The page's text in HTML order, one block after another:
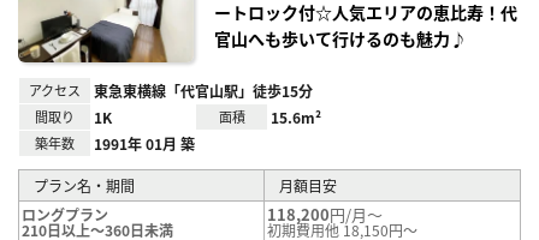
ートロック付☆人気エリアの恵比寿！代
官山へも歩いて行けるのも魅力♪
アクセス 東急東横線「代官山駅」徒歩15分
間取り 1K 面積 15.6m²
築年数 1991年 01月 築
プラン名・期間
月額目安
ロングプラン
210日以上～360日未満
118,200円/月～
初期費用他 18,150円～